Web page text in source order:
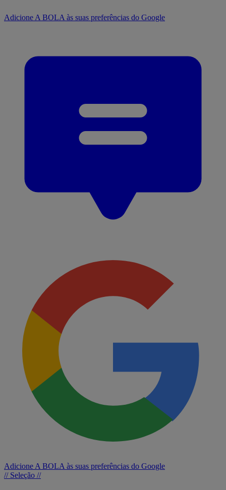
Adicione A BOLA às suas preferências do Google
Adicione A BOLA às suas preferências do Google
// Seleção //